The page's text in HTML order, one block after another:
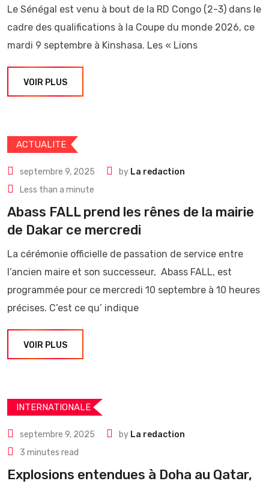
Le Sénégal est venu à bout de la RD Congo (2-3) dans le
cadre des qualifications à la Coupe du monde 2026, ce
mardi 9 septembre à Kinshasa. Les « Lions
VOIR PLUS
ACTUALITE
septembre 9, 2025 by La redaction
Less than a minute
Abass FALL prend les rênes de la mairie
de Dakar ce mercredi
La cérémonie officielle de passation de service entre
l’ancien maire et son successeur, Abass FALL, est
programmée pour ce mercredi 10 septembre à 10 heures
précises. C’est ce qu’ indique
VOIR PLUS
INTERNATIONALE
septembre 9, 2025 by La redaction
3 minutes read
Explosions entendues à Doha au Qatar,